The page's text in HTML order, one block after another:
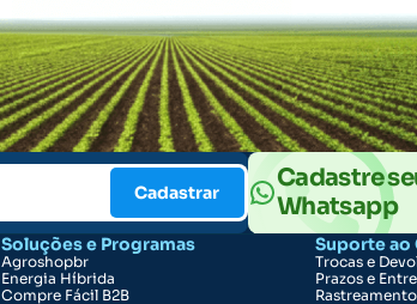
Cadastrar
Cadastre
Whatsapp
Soluções e Programas
Agroshopbr
Energia Híbrida
Compre Fácil B2B
Suporte ao
Trocas e
Prazos e